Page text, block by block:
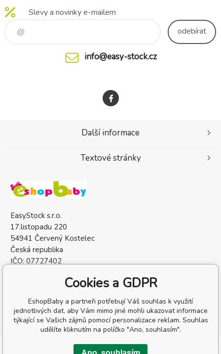
Slevy a novinky e-mailem
odebírat
info@easy-stock.cz
EasyStock s.r.o.
17.listopadu 220
54941 Červený Kostelec
Česká republika
IČO: 07727402
Další informace
Textové stránky
Copyright © 2026 EasyStock s.r.o.
Cookies a GDPR
EshopBaby a partneři potřebují Váš souhlas k využití
jednotlivých dat, aby Vám mimo jiné mohli ukazovat informace
týkající se Vašich zájmů pomocí personalizace reklam. Souhlas
udělíte kliknutím na políčko "Ano, souhlasím".